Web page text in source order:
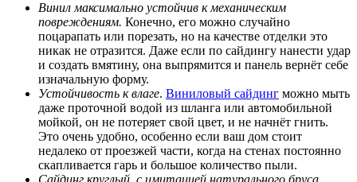
Винил максимально устойчив к механическим
повреждениям. Конечно, его можно случайно
поцарапать или порезать, но на качестве отделки это
никак не отразится. Даже если по сайдингу нанести удар
и создать вмятину, она выпрямится и панель вернёт себе
изначальную форму.
Устойчивость к влаге. Виниловый сайдинг можно мыть
даже проточной водой из шланга или автомобильной
мойкой, он не потеряет свой цвет, и не начнёт гнить.
Это очень удобно, особенно если ваш дом стоит
недалеко от проезжей части, когда на стенах постоянно
скапливается гарь и большое количество пыли.